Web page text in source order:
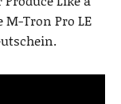
M-Tron Pro LE